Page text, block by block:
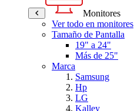
Monitores
Ver todo en monitores
Tamaño de Pantalla
19" a 24"
Más de 25"
Marca
Samsung
Hp
LG
Kalley